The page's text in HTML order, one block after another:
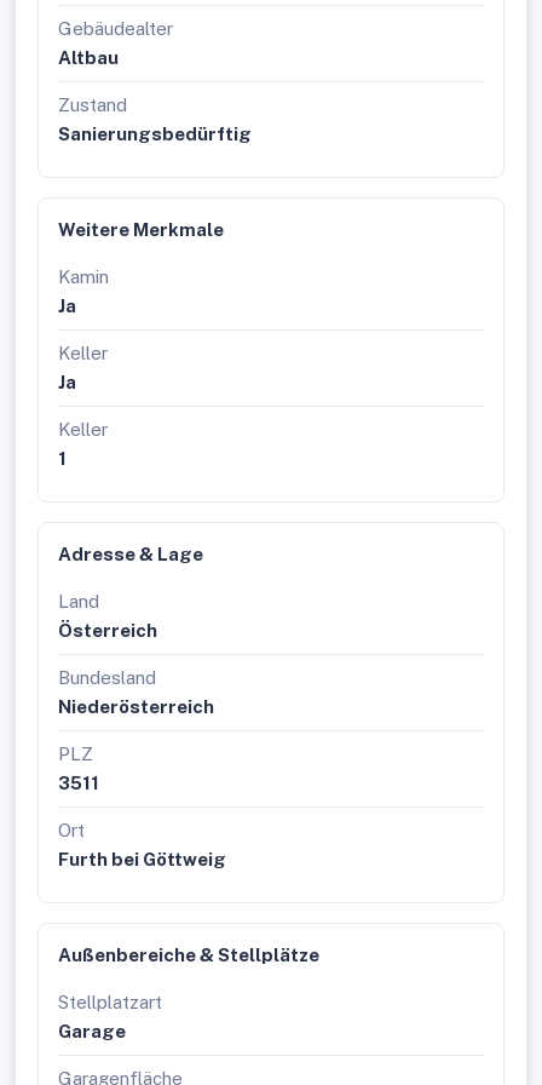
* * * * * * * * * * * * * * * * * *
Gebäudealter
Altbau
Zustand
Sanierungsbedürftig
Weitere Merkmale
Kamin
Ja
Keller
Ja
Keller
1
Adresse & Lage
Land
Österreich
Bundesland
Niederösterreich
PLZ
3511
Ort
Furth bei Göttweig
Außenbereiche & Stellplätze
Stellplatzart
Garage
Garagenfläche